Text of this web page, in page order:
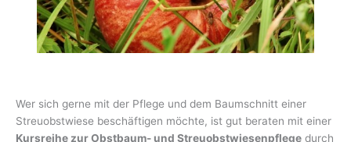
Wer sich gerne mit der Pflege und dem Baumschnitt einer
Streuobstwiese beschäftigen möchte, ist gut beraten mit einer
Kursreihe zur Obstbaum- und Streuobstwiesenpflege durch